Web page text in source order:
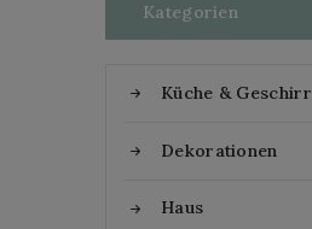
Kategorien
Küche & Geschirr
Dekorationen
Haus